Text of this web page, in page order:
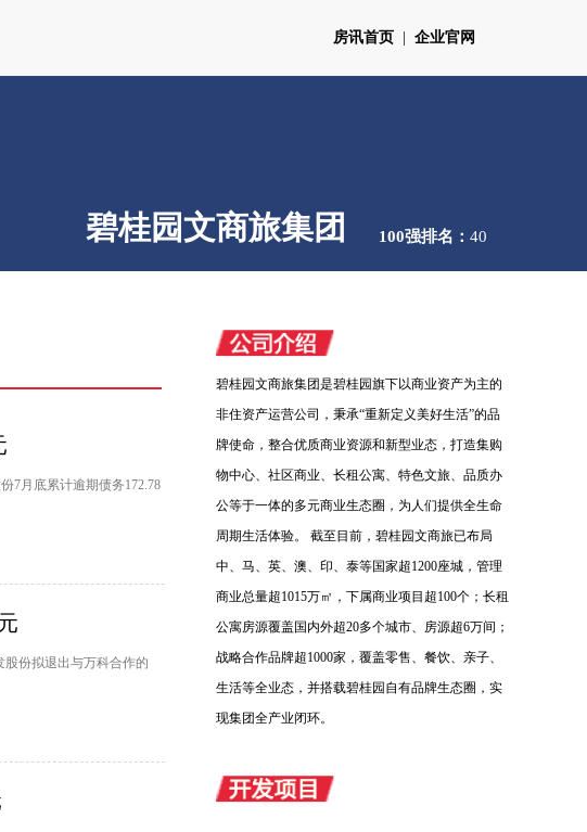
房讯首页 企业官网
碧桂园文商旅集团 100强排名： 40
7月底累计逾期债务172.78
股份拟退出与万科合作的
碧桂园文商旅集团是碧桂园旗下以商业资产为主的
非住资产运营公司，秉承“重新定义美好生活”的品
牌使命，整合优质商业资源和新型业态，打造集购
物中心、社区商业、长租公寓、特色文旅、品质办
公等于一体的多元商业生态圈，为人们提供全生命
周期生活体验。 截至目前，碧桂园文商旅已布局
中、马、英、澳、印、泰等国家超1200座城，管理
商业总量超1015万㎡，下属商业项目超100个；长租
公寓房源覆盖国内外超20多个城市、房源超6万间；
战略合作品牌超1000家，覆盖零售、餐饮、亲子、
生活等全业态，并搭载碧桂园自有品牌生态圈，实
现集团全产业闭环。